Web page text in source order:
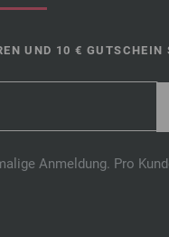
UND 10 € GUTSCHEIN
Anmeldung. Pro